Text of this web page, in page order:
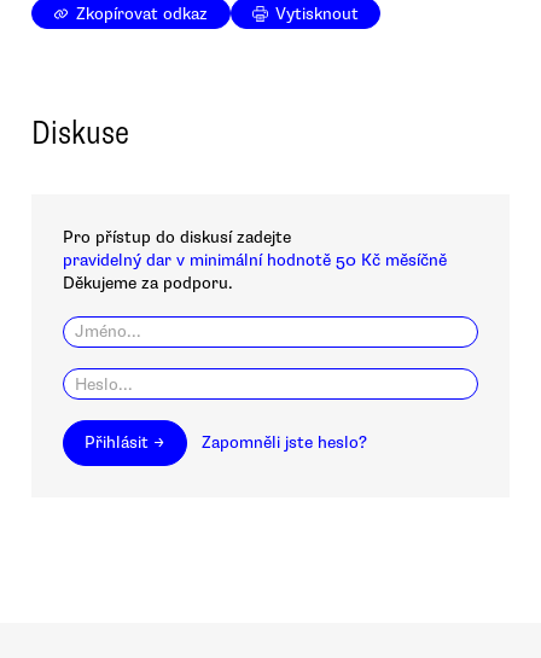
Zkopírovat odkaz Vytisknout
Diskuse
Pro přístup do diskusí zadejte
pravidelný dar v minimální hodnotě 50 Kč měsíčně
Děkujeme za podporu.
Přihlásit → Zapomněli jste heslo?